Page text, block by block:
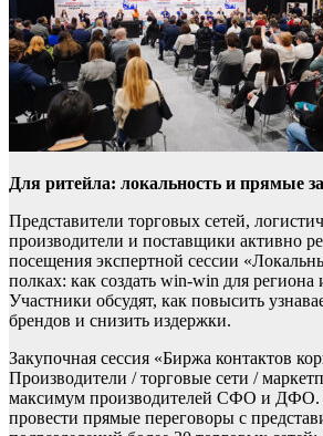
Для ритейла: локальность и прямые
Представители торговых сетей,
производители и поставщики активно
посещения экспертной сессии
полках: как создать win-win для региона
Участники обсудят, как повысить
брендов и снизить издержки.
Закупочная сессия «Биржа контактов
Производители / торговые сети /
максимум производителей СФО и ДФО.
провести прямые переговоры с